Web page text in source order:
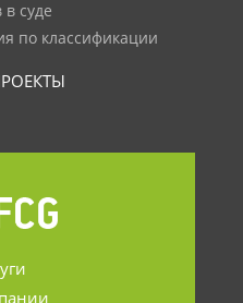
суде
по классификации